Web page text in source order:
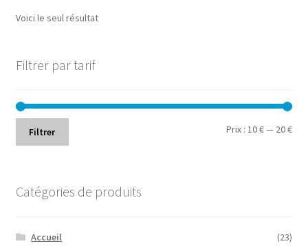
Voici le seul résultat
Filtrer par tarif
Prix
Prix
Filtrer Prix :10 €— 20 €
Catégories de produits
Accueil
(23)